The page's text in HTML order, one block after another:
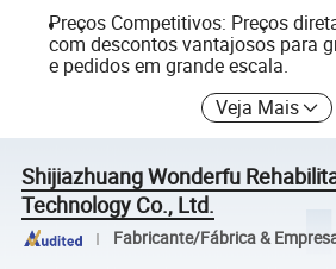
Preços Competitivos: Preços
com descontos vantajosos para
e pedidos em grande escala.
Veja Mais
Shijiazhuang Wonderfu
Technology Co., Ltd.
Fabricante/Fábrica &